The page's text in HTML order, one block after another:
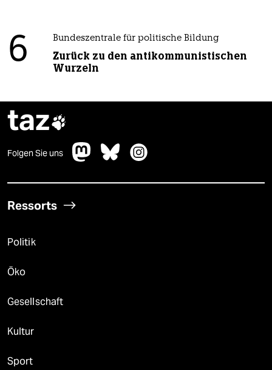
6 Bundeszentrale für politische Bildung
Zurück zu den antikommunistischen
Wurzeln
taz
Folgen Sie uns
Ressorts
Politik
Öko
Gesellschaft
Kultur
Sport